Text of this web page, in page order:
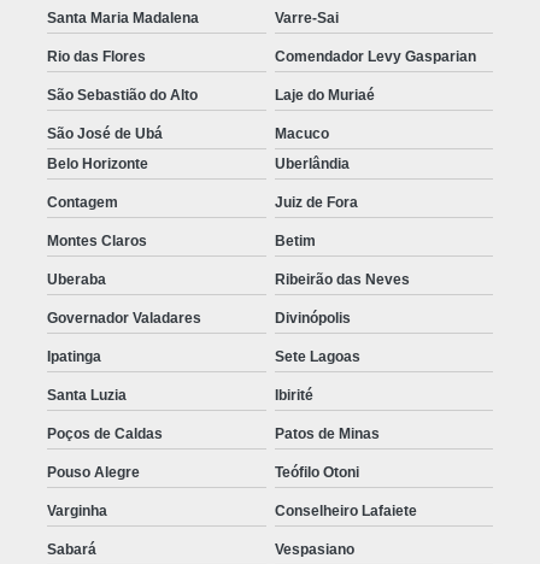
Santa Maria Madalena Varre-Sai
Rio das Flores Comendador Levy Gasparian
São Sebastião do Alto Laje do Muriaé
São José de Ubá
Macuco
Belo Horizonte
Uberlândia
Contagem Juiz de Fora
Montes Claros Betim
Uberaba Ribeirão das Neves
Governador Valadares Divinópolis
Ipatinga Sete Lagoas
Santa Luzia Ibirité
Poços de Caldas Patos de Minas
Pouso Alegre Teófilo Otoni
Varginha Conselheiro Lafaiete
Sabará Vespasiano